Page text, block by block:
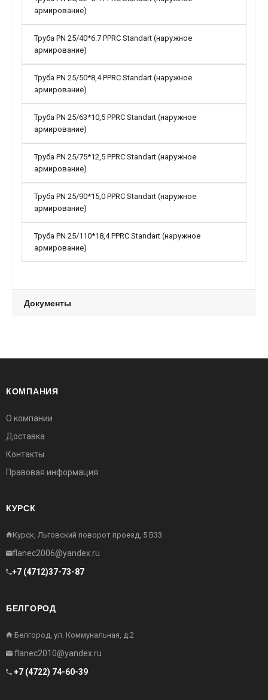
армирование)
Труба PN 25/40*6.7 PPRC Standart (наружное
армирование)
Труба PN 25/50*8,4 PPRC Standart (наружное
армирование)
Труба PN 25/63*10,5 PPRC Standart (наружное
армирование)
Труба PN 25/75*12,5 PPRC Standart (наружное
армирование)
Труба PN 25/90*15,0 PPRC Standart (наружное
армирование)
Труба PN 25/110*18,4 PPRC Standart (наружное
армирование)
Документы
КОМПАНИЯ
О компании
Доставка
Контакты
Правовая информация
КУРСК
Курск, Льговский поворот проезд, 5 В33
flanec2006@yandex.ru
+7 (4712)37-73-87
БЕЛГОРОД
Белгород, ул. Коммунальная, д.2
flanec2010@yandex.ru
+7 (4722) 74-60-39